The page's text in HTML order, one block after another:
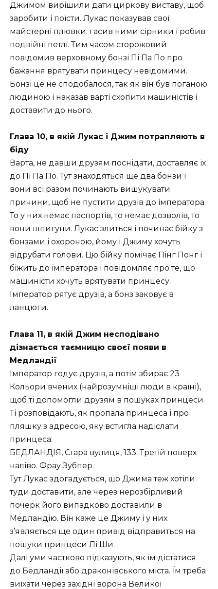
Джимом вирішили дати циркову виставу, щоб
заробити і поїсти. Лукас показував свої
майстерні плювки: гасив ними сірники і робив
подвійні петлі. Тим часом сторожовий
повідомив верховному бонзі Пі Па По про
бажання врятувати принцесу невідомими.
Бонзі це не сподобалося, так як він був поганою
людиною і наказав варті схопити машиністів і
доставити до нього.
Глава 10, в якій Лукас і Джим потрапляють в
біду
Варта, не давши друзям поснідати, доставляє їх
до Пі Па По. Тут знаходяться ще два бонзи і
вони всі разом починають вишукувати
причини, щоб не пустити друзів до імператора.
То у них немає паспортів, то немає дозволів, то
вони шпигуни. Лукас злиться і починає бійку з
бонзами і охороною, йому і Джиму хочуть
відрубати голови. Цю бійку помічає Пінг Понг і
біжить до імператора і повідомляє про те, що
машиністи хочуть врятувати принцесу.
Імператор рятує друзів, а бонз заковує в
ланцюги.
Глава 11, в якій Джим несподівано
дізнається таємницю своєї появи в
Медландії
Імператор годує друзів, а потім збирає 23
Кольори вчених (найрозумніші люди в країні),
щоб ті допомогли друзям в пошуках принцеси.
Ті розповідають, як пропала принцеса і про
пляшку з адресою, яку встигла надіслати
принцеса:
БЕДЛАНДІЯ, Стара вулиця, 133. Третій поверх
наліво. Фрау Зубпер.
Тут Лукас здогадується, що Джима теж хотіли
туди доставити, але через нерозбірливий
почерк його випадково доставили в
Медландію. Він каже це Джиму і у них
з’являється ще один привід відправиться на
пошуки принцеси Лі Ши.
Далі уми частково підказують, як їм дістатися
до Бедландії або драконівського міста. Їм треба
виїхати через західні ворона Великої